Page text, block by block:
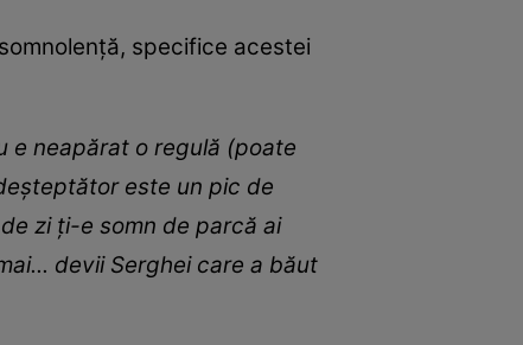
specifice acestei
e neapărat o regulă (poate
este un pic de
zi ți-e somn de parcă ai
devii Serghei care a băut